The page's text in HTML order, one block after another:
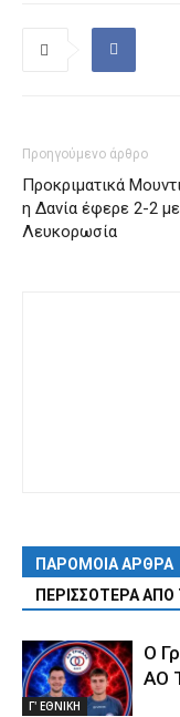
Προηγούμενο άρθρο
Προκριματικά
η Δανία έφερε 2-2
Λευκορωσία
ΠΑΡΟΜΟΙΑ ΑΡΘΡΑ
ΠΕΡΙΣΣΟΤΕΡΑ
Γ' ΕΘΝΙΚΗ
Ο
ΑΟ